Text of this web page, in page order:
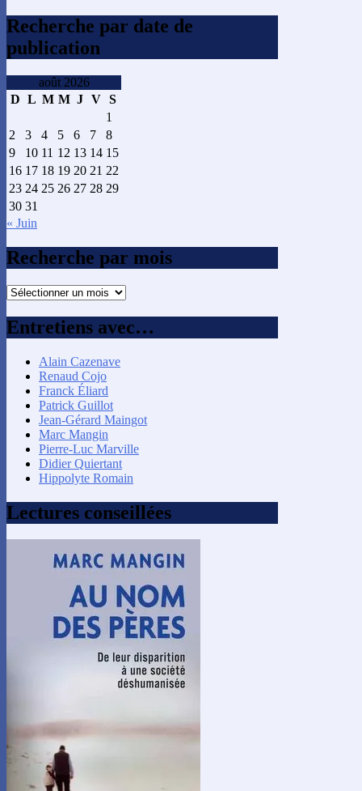
Recherche par date de
publication
août 2026
D L M M J V S
1
2
3 4 5 6 7
8
9
10 11 12 13 14 15
16 17 18 19 20 21 22
23 24 25 26 27 28 29
30 31
« Juin
Recherche par mois
Recherche
mois
Entretiens avec…
Alain Cazenave
Renaud Cojo
Franck Éliard
Patrick Guillot
Jean-Gérard Maingot
Marc Mangin
Pierre-Luc Marville
Didier Quiertant
Hippolyte Romain
Lectures conseillées